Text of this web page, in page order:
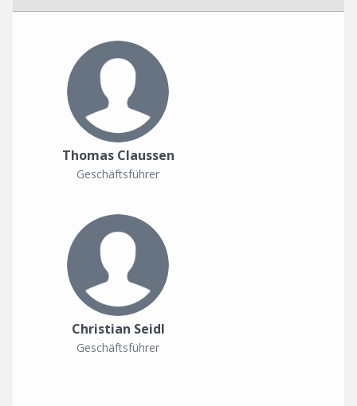
Thomas Claussen
Geschäftsführer
Christian Seidl
Geschäftsführer